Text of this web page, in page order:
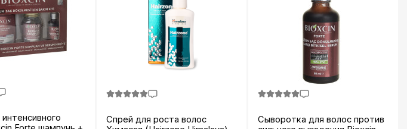
Спрей для роста волос
Сыворотка для волос против